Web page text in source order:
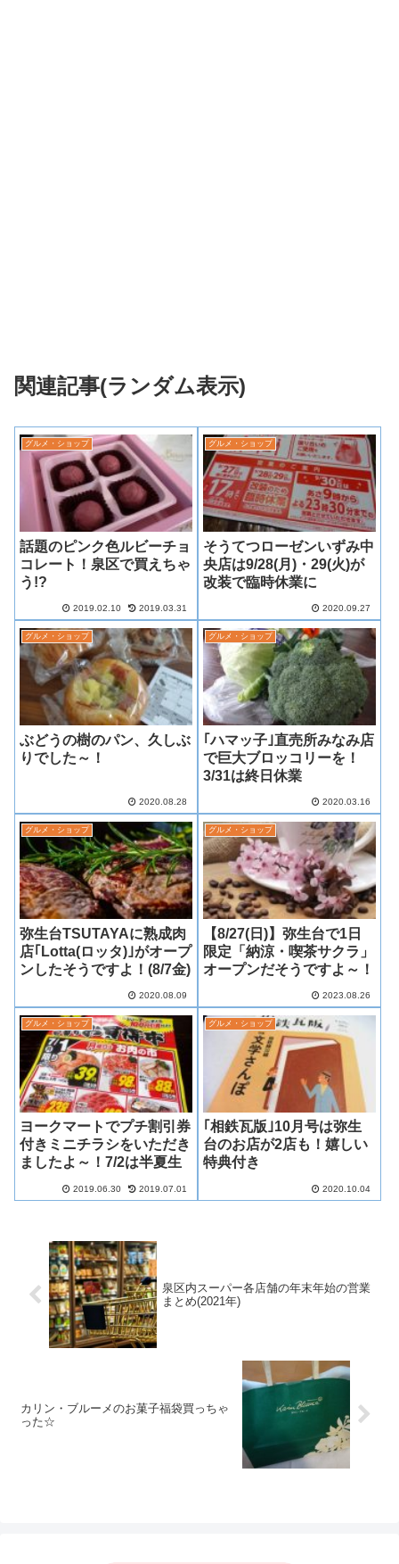
関連記事(ランダム表示)
グルメ・ショップ
話題のピンク色ルビーチョ
コレート！泉区で買えちゃ
う!?
2019.02.10 2019.03.31
グルメ・ショップ
そうてつローゼンいずみ中
央店は9/28(月)・29(火)が
改装で臨時休業に
2020.09.27
グルメ・ショップ
ぶどうの樹のパン、久しぶ
りでした～！
2020.08.28
グルメ・ショップ
｢ハマッ子｣直売所みなみ店
で巨大ブロッコリーを！
3/31は終日休業
2020.03.16
グルメ・ショップ
弥生台TSUTAYAに熟成肉
店｢Lotta(ロッタ)｣がオープ
ンしたそうですよ！(8/7金)
2020.08.09
グルメ・ショップ
【8/27(日)】弥生台で1日
限定「納涼・喫茶サクラ」
オープンだそうですよ～！
2023.08.26
グルメ・ショップ
ヨークマートでプチ割引券
付きミニチラシをいただき
ましたよ～！7/2は半夏生
2019.06.30 2019.07.01
グルメ・ショップ
｢相鉄瓦版｣10月号は弥生
台のお店が2店も！嬉しい
特典付き
2020.10.04
泉区内スーパー各店舗の年末年始の営業
まとめ(2021年)
カリン・ブルーメのお菓子福袋買っちゃ
った☆